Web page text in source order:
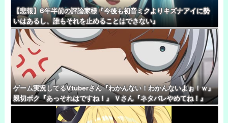
【悲報】6年半前の評論家様『今後も初音ミクよりキズナアイに勢
いはあるし、誰もそれを止めることはできない』
ゲーム実況してるVtuberさん『わかんない！わかんないよぉ！ｗ』
親切ボク『あっそれはですね！』 Ｖさん『ネタバレやめてね！』